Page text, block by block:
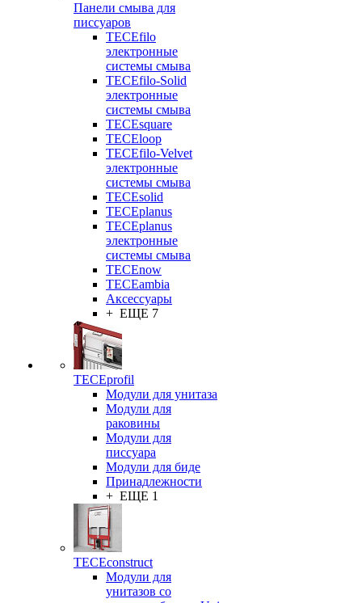
Панели смыва для
писсуаров
TECEfilo
электронные
системы смыва
TECEfilo-Solid
электронные
системы смыва
TECEsquare
TECEloop
TECEfilo-Velvet
электронные
системы смыва
TECEsolid
TECEplanus
TECEplanus
электронные
системы смыва
TECEnow
TECEambia
Аксессуары
+ ЕЩЕ 7
TECEprofil
Модули для унитаза
Модули для
раковины
Модули для
писсуара
Модули для биде
Принадлежности
+ ЕЩЕ 1
TECEconstruct
Модули для
унитазов со